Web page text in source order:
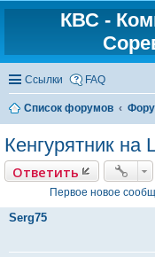
КВС -
Ссылки FAQ
Список форумов
Кенгурятник на
Ответить
Первое новое
Serg75